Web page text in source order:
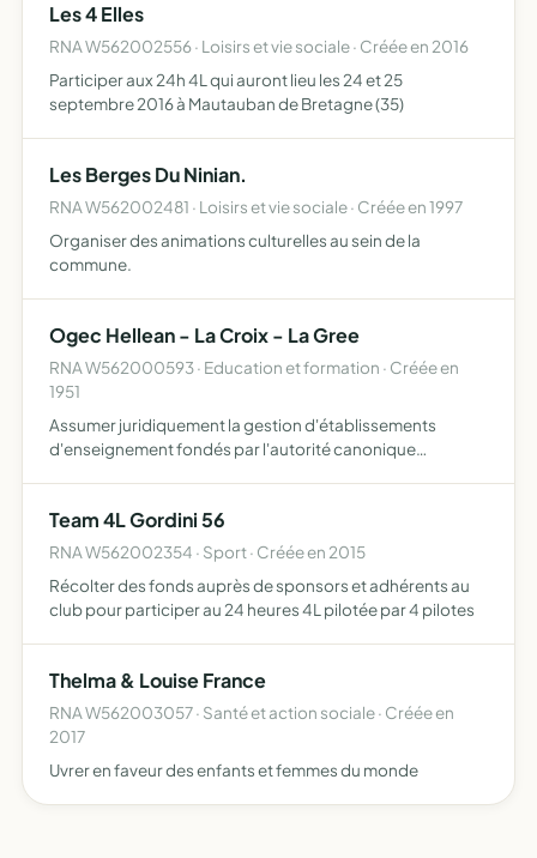
Les 4 Elles
RNA W562002556 · Loisirs et vie sociale · Créée en 2016
Participer aux 24h 4L qui auront lieu les 24 et 25
septembre 2016 à Mautauban de Bretagne (35)
Les Berges Du Ninian.
RNA W562002481 · Loisirs et vie sociale · Créée en 1997
Organiser des animations culturelles au sein de la
commune.
Ogec Hellean - La Croix - La Gree
RNA W562000593 · Education et formation · Créée en
1951
Assumer juridiquement la gestion d'établissements
d'enseignement fondés par l'autorité canonique
décisions du…
Team 4L Gordini 56
RNA W562002354 · Sport · Créée en 2015
Récolter des fonds auprès de sponsors et adhérents au
club pour participer au 24 heures 4L pilotée par 4 pilotes
Thelma & Louise France
RNA W562003057 · Santé et action sociale · Créée en
2017
Uvrer en faveur des enfants et femmes du monde